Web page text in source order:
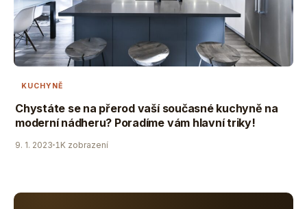
KUCHYNĚ
Chystáte se na přerod vaší současné kuchyně na
moderní nádheru? Poradíme vám hlavní triky!
9. 1. 2023 1K zobrazení